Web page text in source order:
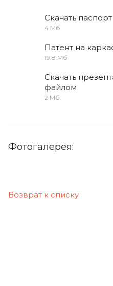
Скачать
4 Мб
Патент на
19.8 Мб
Скачать
файлом
2 Мб
Фотогалерея:
Возврат к списку